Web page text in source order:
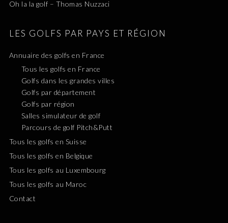
Oh la la golf – Thomas Nuzzaci
LES GOLFS PAR PAYS ET RÉGION
Annuaire des golfs en France
Tous les golfs en France
Golfs dans les grandes villes
Golfs par département
Golfs par région
Salles simulateur de golf
Parcours de golf Pitch&Putt
Tous les golfs en Suisse
Tous les golfs en Belgique
Tous les golfs au Luxembourg
Tous les golfs au Maroc
Contact